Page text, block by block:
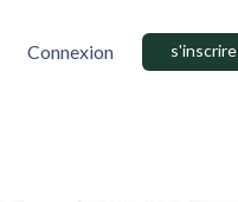
Connexion s'inscrire